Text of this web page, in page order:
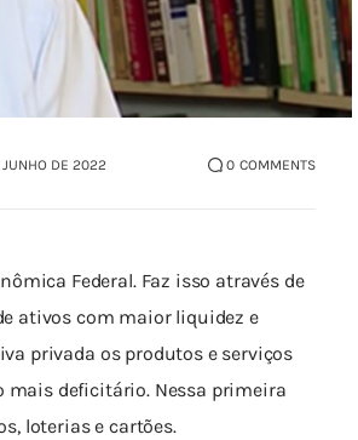
DE 2022 0 COMMENTS
Federal. Faz isso através de
ativos com maior liquidez e
privada os produtos e serviços
mais deficitário. Nessa primeira
loterias e cartões.